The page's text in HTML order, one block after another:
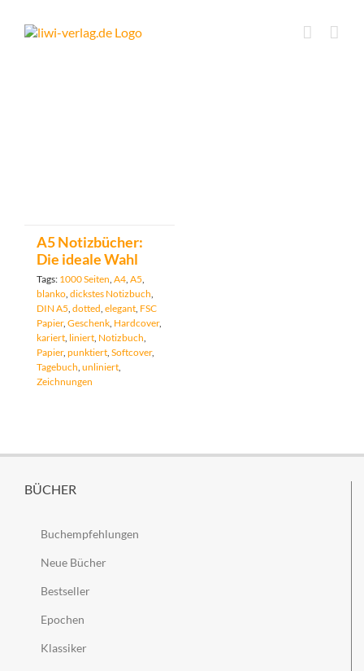
content
A5 Notizbücher:
Die ideale Wahl
Tags: 1000 Seiten A4 A5
blanko dickstes Notizbuch
DIN A5 dotted elegant FSC
Papier, Geschenk Hardcover,
kariert liniert Notizbuch
Papier, punktiert Softcover,
Tagebuch unliniert
Zeichnungen
BÜCHER
Buchempfehlungen
Neue Bücher
Bestseller
Epochen
Klassiker